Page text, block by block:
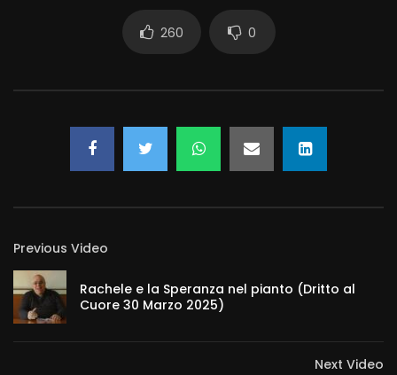
260 0
Previous Video
Rachele e la Speranza nel pianto (Dritto al
Cuore 30 Marzo 2025)
Next Video